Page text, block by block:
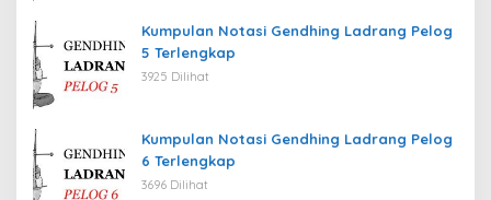
Kumpulan Notasi Gendhing Ladrang Pelog
5 Terlengkap
3925 Dilihat
Kumpulan Notasi Gendhing Ladrang Pelog
6 Terlengkap
3696 Dilihat